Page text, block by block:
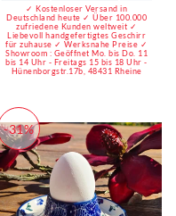
✓ Kostenloser Versand in
Deutschland heute ✓ Über 100.000
zufriedene Kunden weltweit ✓
Liebevoll handgefertigtes Geschirr
für zuhause ✓ Werksnahe Preise ✓
Showroom : Geöffnet Mo. bis Do. 11
bis 14 Uhr - Freitags 15 bis 18 Uhr -
Hünenborgstr.17b, 48431 Rheine
-31%